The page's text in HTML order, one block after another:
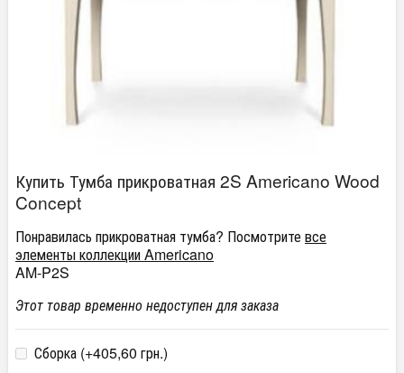
Купить Тумба прикроватная 2S Americano Wood
Concept
Понравилась прикроватная тумба? Посмотритевсе
элементы коллекции Americano
AM-P2S
Этот товар временно недоступен для заказа
Сборка (+405,60 грн.)